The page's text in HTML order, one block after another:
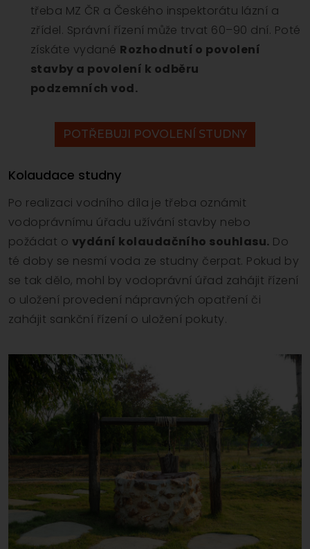
třeba MZ ČR a Českého inspektorátu lázní a
zřídel. Správní řízení může trvat 60–90 dní. Poté
získáte vydané Rozhodnutí o povolení
stavby a povolení k odběru
podzemních vod.
POTŘEBUJI POVOLENÍ STUDNY
Kolaudace studny
Po realizaci vodního díla je třeba oznámit
vodoprávnímu úřadu užívání stavby nebo
požádat o vydání kolaudačního souhlasu. Do
té doby se nesmí voda ze studny čerpat. Pokud by
se tak dělo, mohl by vodoprávní úřad zahájit řízení
o uložení provedení nápravných opatření či
zahájit sankční řízení o uložení pokuty.